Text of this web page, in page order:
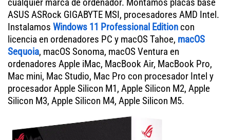
ASUS ASRock GIGABYTE MSI, procesadores AMD Intel.
Instalamos Windows 11 Professional Edition con
licencia en ordenadores PC y macOS Tahoe, macOS
Sequoia, macOS Sonoma, macOS Ventura en
ordenadores Apple iMac, MacBook Air, MacBook Pro,
Mac mini, Mac Studio, Mac Pro con procesador Intel y
procesador Apple Silicon M1, Apple Silicon M2, Apple
Silicon M3, Apple Silicon M4, Apple Silicon M5.